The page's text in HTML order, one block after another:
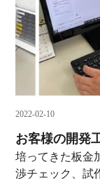
2022-02-10
お客様の開発
培ってきた板金
渉チェック、